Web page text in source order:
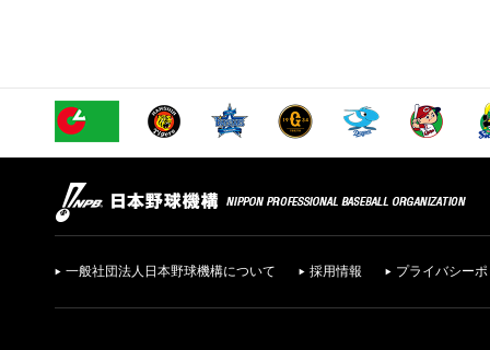
一般社団法人日本野球機構について 採用情報 プライバシー